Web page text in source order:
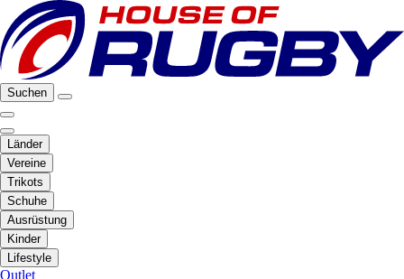
Suchen
Länder
Vereine
Trikots
Schuhe
Ausrüstung
Kinder
Lifestyle
Outlet